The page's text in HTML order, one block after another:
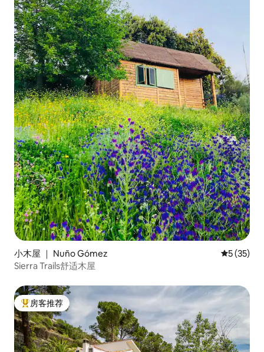
小木屋 ｜ Nuño Gómez 平均评分
5 (35)
Sierra Trails舒适木屋
热门「房客推荐」
房客推荐